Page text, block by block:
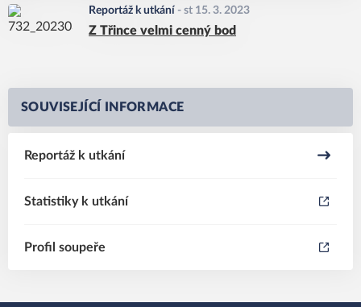
Reportáž k utkání - st 15. 3. 2023
Z Třince velmi cenný bod
SOUVISEJÍCÍ INFORMACE
Reportáž k utkání
Statistiky k utkání
Profil soupeře